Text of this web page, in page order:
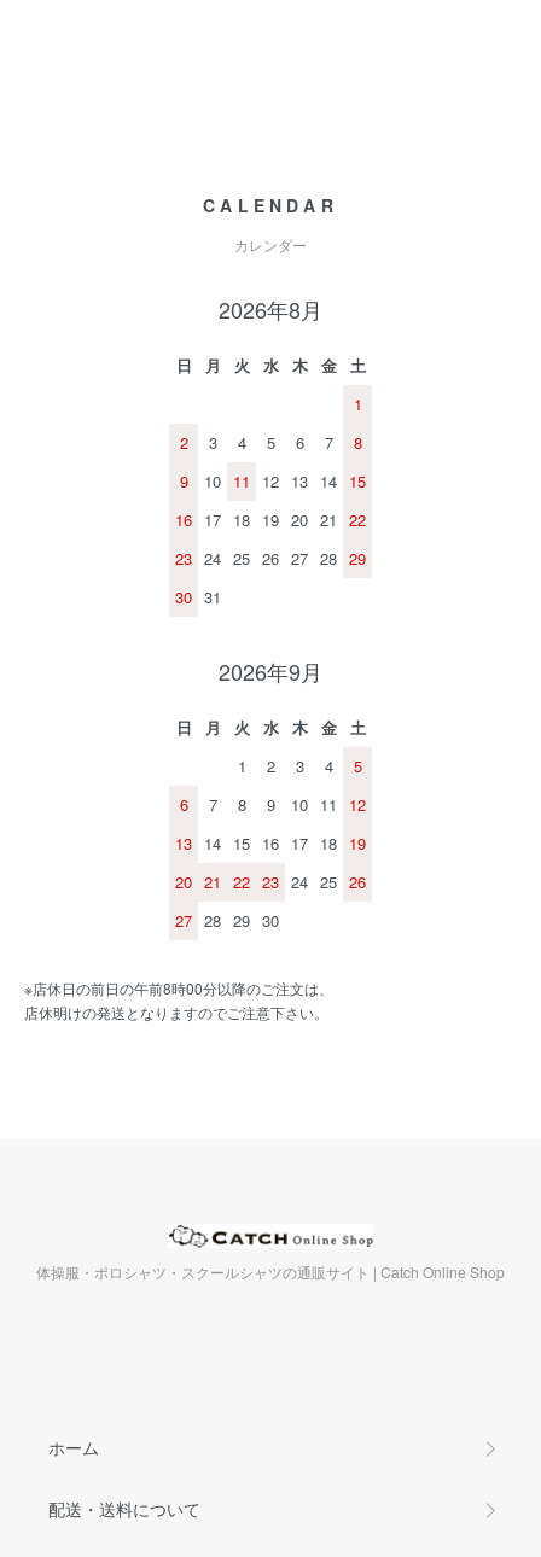
CALENDAR
カレンダー
2026年8月
日 月 火 水 木 金
土
1
2
3 4 5 6 7
8
9
10 11 12 13 14 15
16 17 18 19 20 21
22
23 24 25 26 27 28 29
30 31
2026年9月
日 月 火 水 木 金
土
1
2 3 4
5
6
7 8 9 10 11
12
13 14 15 16 17 18 19
20 21 22 23 24 25 26
27 28 29 30
※店休日の前日の午前8時00分以降のご注文は、
店休明けの発送となりますのでご注意下さい。
体操服・ポロシャツ・スクールシャツの通販サイト | Catch Online Shop
ホーム
配送・送料について